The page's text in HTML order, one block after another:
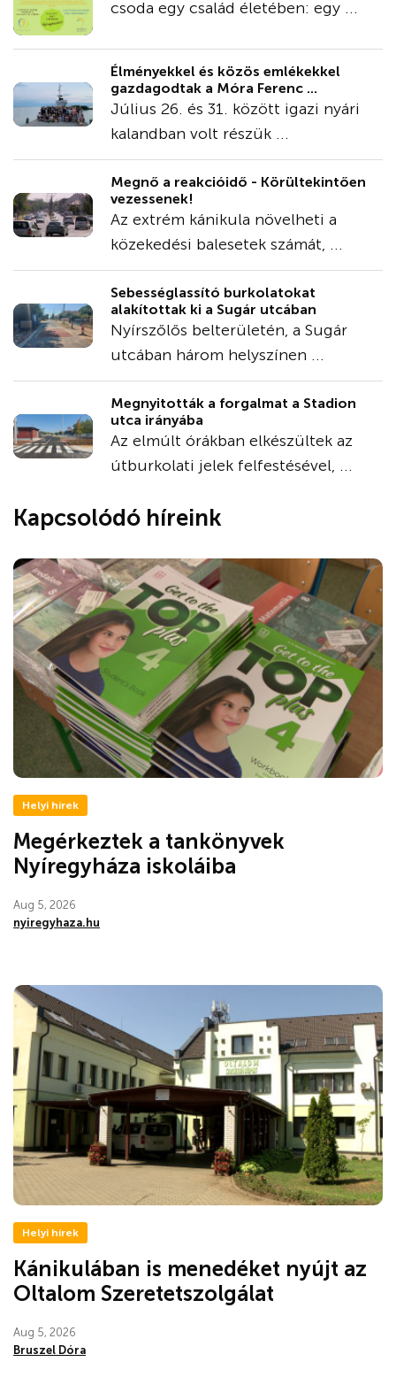
csoda egy család életében: egy ...
Élményekkel és közös emlékekkel
gazdagodtak a Móra Ferenc ...
Július 26. és 31. között igazi nyári
kalandban volt részük ...
Megnő a reakcióidő - Körültekintően
vezessenek!
Az extrém kánikula növelheti a
közekedési balesetek számát, ...
Sebességlassító burkolatokat
alakítottak ki a Sugár utcában
Nyírszőlős belterületén, a Sugár
utcában három helyszínen ...
Megnyitották a forgalmat a Stadion
utca irányába
Az elmúlt órákban elkészültek az
útburkolati jelek felfestésével, ...
Kapcsolódó híreink
Helyi hírek
Megérkeztek a tankönyvek
Nyíregyháza iskoláiba
Aug 5, 2026
nyiregyhaza.hu
Helyi hírek
Kánikulában is menedéket nyújt az
Oltalom Szeretetszolgálat
Aug 5, 2026
Bruszel Dóra